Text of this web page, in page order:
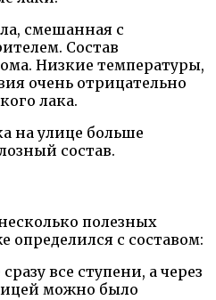
смешанная с
Состав
Низкие температуры,
очень отрицательно
лака.
на улице больше
состав.
полезных
определился с составом:
все ступени, а через
можно было